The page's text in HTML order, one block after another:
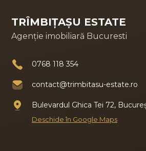
TRÎMBIȚAȘU ESTATE
Agenție imobiliară Bucuresti
0768 118 354
contact@trimbitasu-estate.ro
Bulevardul Ghica Tei 72,
Deschide în Google Maps